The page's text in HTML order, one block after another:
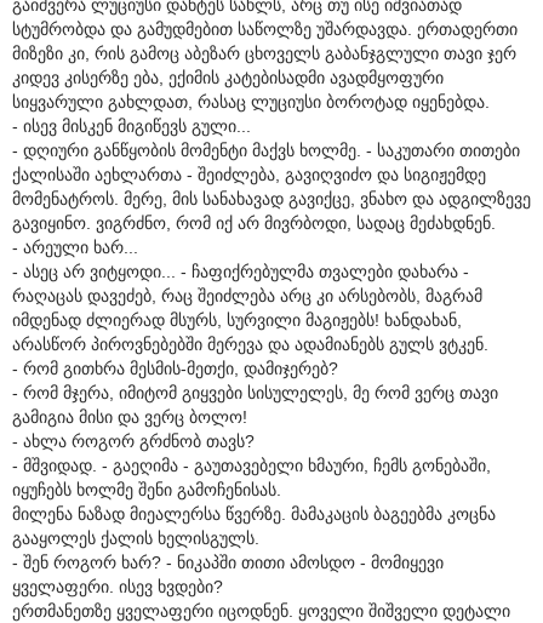
გაიძვერა ლუციუსი დანტეს სახლს, არც თუ ისე იშვიათად
სტუმრობდა და გამუდმებით საწოლზე უშარდავდა. ერთადერთი
მიზეზი კი, რის გამოც აბეზარ ცხოველს გაბანჯგლული თავი ჯერ
კიდევ კისერზე ება, ექიმის კატებისადმი ავადმყოფური
სიყვარული გახლდათ, რასაც ლუციუსი ბოროტად იყენებდა.
- ისევ მისკენ მიგიწევს გული...
- დღიური განწყობის მომენტი მაქვს ხოლმე. - საკუთარი თითები
ქალისაში აეხლართა - შეიძლება, გავიღვიძო და სიგიჟემდე
მომენატროს. მერე, მის სანახავად გავიქცე, ვნახო და ადგილზევე
გავიყინო. ვიგრძნო, რომ იქ არ მივრბოდი, სადაც მეძახდნენ.
- არეული ხარ...
- ასეც არ ვიტყოდი... - ჩაფიქრებულმა თვალები დახარა -
რაღაცას დავეძებ, რაც შეიძლება არც კი არსებობს, მაგრამ
იმდენად ძლიერად მსურს, სურვილი მაგიჟებს! ხანდახან,
არასწორ პიროვნებებში მერევა და ადამიანებს გულს ვტკენ.
- რომ გითხრა მესმის-მეთქი, დამიჯერებ?
- რომ მჯერა, იმიტომ გიყვები სისულელეს, მე რომ ვერც თავი
გამიგია მისი და ვერც ბოლო!
- ახლა როგორ გრძნობ თავს?
- მშვიდად. - გაეღიმა - გაუთავებელი ხმაური, ჩემს გონებაში,
იყუჩებს ხოლმე შენი გამოჩენისას.
მილენა ნაზად მიეალერსა წვერზე. მამაკაცის ბაგეებმა კოცნა
გააყოლეს ქალის ხელისგულს.
- შენ როგორ ხარ? - ნიკაპში თითი ამოსდო - მომიყევი
ყველაფერი. ისევ ხვდები?
ერთმანეთზე ყველაფერი იცოდნენ. ყოველი შიშველი დეტალი